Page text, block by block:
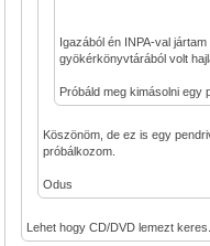
Igazából én INPA-val
gyökérkönyvtárából volt
Próbáld meg kimásolni egy
Köszönöm, de ez is egy
próbálkozom.
Odus
Lehet hogy CD/DVD lemezt keres.